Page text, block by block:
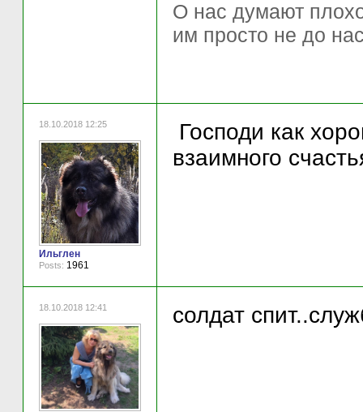
О нас думают
им просто не до
18.10.2018 12:25
Ильглен
Posts: 1961
Господи как
взаимного
18.10.2018 12:41 солдат